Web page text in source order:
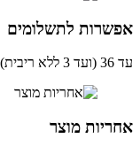
לתשלומים
מוצר